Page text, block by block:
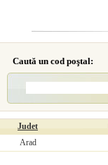
Caută un cod poştal:
Judet
Arad